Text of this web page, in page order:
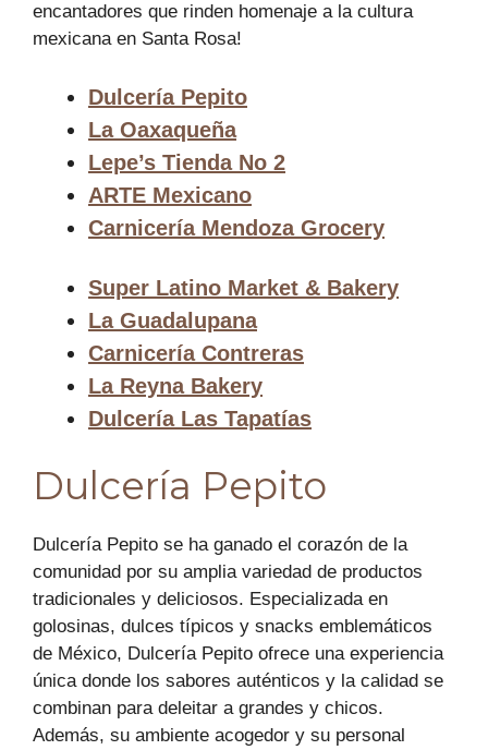
encantadores que rinden homenaje a la cultura
mexicana en Santa Rosa!
Dulcería Pepito
La Oaxaqueña
Lepe’s Tienda No 2
ARTE Mexicano
Carnicería Mendoza Grocery
Super Latino Market & Bakery
La Guadalupana
Carnicería Contreras
La Reyna Bakery
Dulcería Las Tapatías
Dulcería Pepito
Dulcería Pepito se ha ganado el corazón de la
comunidad por su amplia variedad de productos
tradicionales y deliciosos. Especializada en
golosinas, dulces típicos y snacks emblemáticos
de México, Dulcería Pepito ofrece una experiencia
única donde los sabores auténticos y la calidad se
combinan para deleitar a grandes y chicos.
Además, su ambiente acogedor y su personal